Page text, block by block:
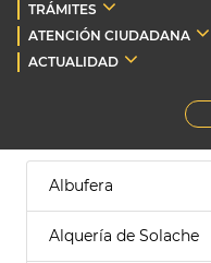
TRÁMITES
ATENCIÓN CIUDADANA
ACTUALIDAD
Albufera
Alquería de Solache